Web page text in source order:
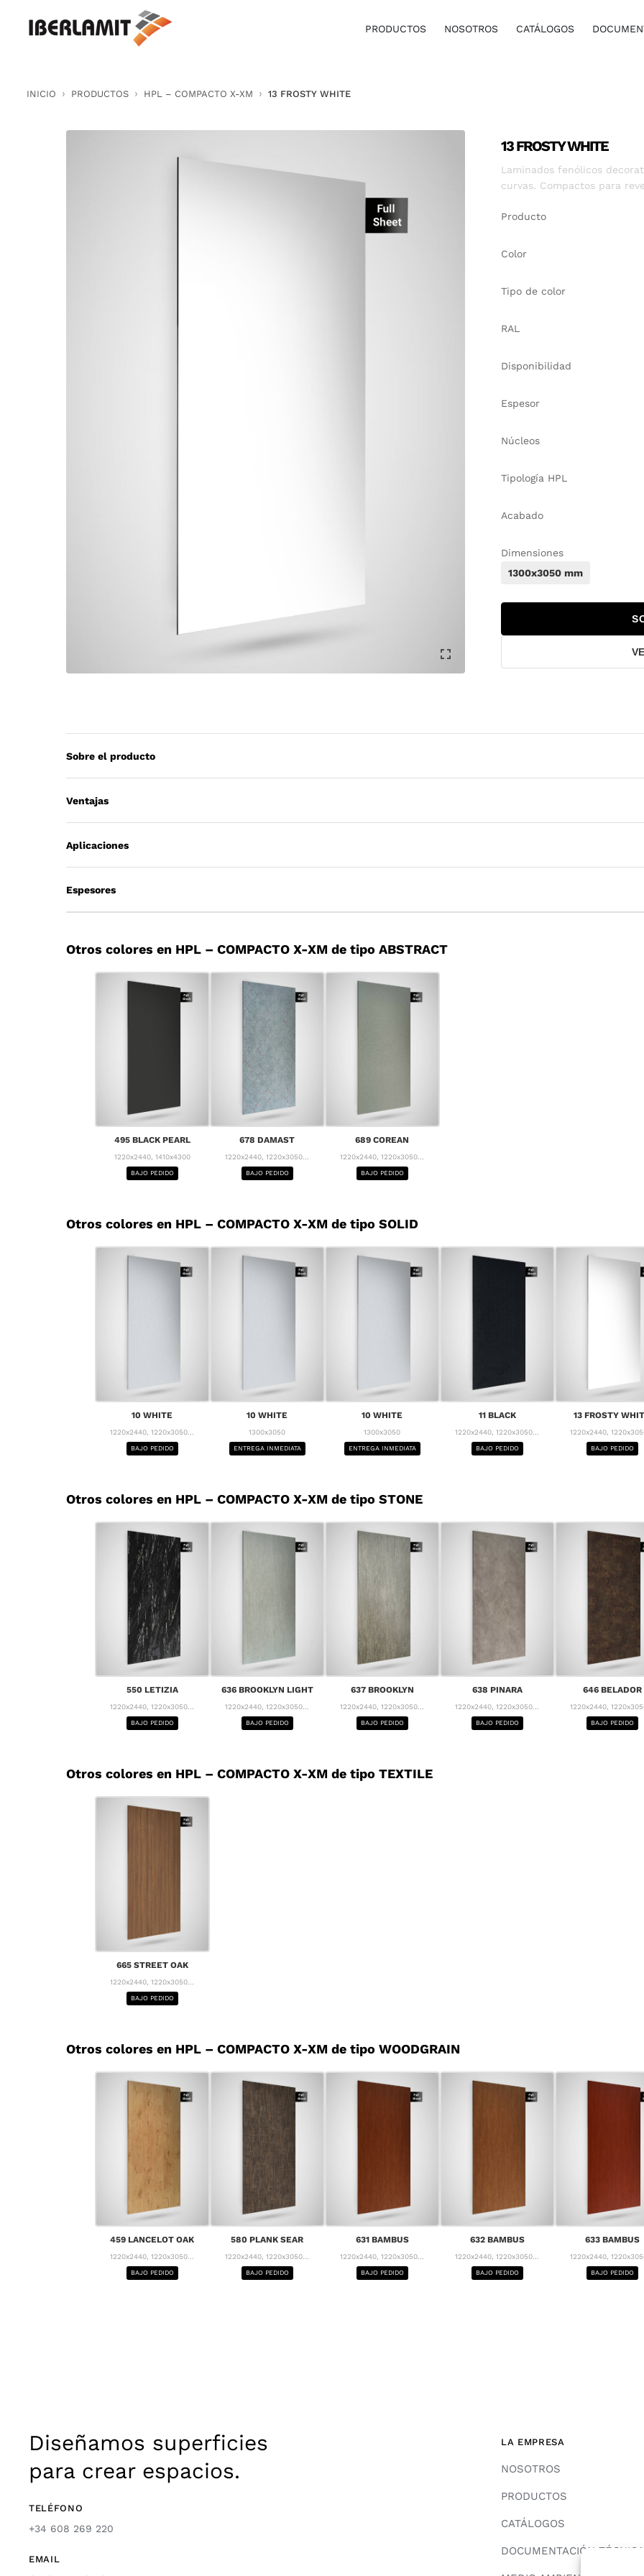
PRODUCTOS NOSOTROS CATÁLOGOS
INICIO PRODUCTOS HPL – COMPACTO X-XM 13 FROSTY WHITE
13 FROSTY WHITE
Laminados fenólicos
curvas. Compactos para
Producto
Color
Tipo de color
RAL
Disponibilidad
Espesor
Núcleos
Tipología HPL
Acabado
Dimensiones
1300x3050 mm
Sobre el producto
Ventajas
Aplicaciones
Espesores
Otros colores en HPL – COMPACTO X-XM de tipo ABSTRACT
495 BLACK PEARL
1220x2440, 1410x4300
BAJO PEDIDO
678 DAMAST
1220x2440, 1220x3050...
BAJO PEDIDO
689 COREAN
1220x2440, 1220x3050...
BAJO PEDIDO
Otros colores en HPL – COMPACTO X-XM de tipo SOLID
10 WHITE
1220x2440, 1220x3050...
BAJO PEDIDO
10 WHITE
1300x3050
ENTREGA INMEDIATA
10 WHITE
1300x3050
ENTREGA INMEDIATA
11 BLACK
1220x2440, 1220x3050...
BAJO PEDIDO
13 FROSTY
1220x2440,
BAJO PEDIDO
Otros colores en HPL – COMPACTO X-XM de tipo STONE
550 LETIZIA
1220x2440, 1220x3050...
BAJO PEDIDO
636 BROOKLYN LIGHT
1220x2440, 1220x3050...
BAJO PEDIDO
637 BROOKLYN
1220x2440, 1220x3050...
BAJO PEDIDO
638 PINARA
1220x2440, 1220x3050...
BAJO PEDIDO
646 BELADOR
1220x2440,
BAJO PEDIDO
Otros colores en HPL – COMPACTO X-XM de tipo TEXTILE
665 STREET OAK
1220x2440, 1220x3050...
BAJO PEDIDO
Otros colores en HPL – COMPACTO X-XM de tipo WOODGRAIN
459 LANCELOT OAK
1220x2440, 1220x3050...
BAJO PEDIDO
580 PLANK SEAR
1220x2440, 1220x3050...
BAJO PEDIDO
631 BAMBUS
1220x2440, 1220x3050...
BAJO PEDIDO
632 BAMBUS
1220x2440, 1220x3050...
BAJO PEDIDO
633 BAMBUS
1220x2440,
BAJO PEDIDO
Diseñamos superficies
para crear espacios.
TELÉFONO
+34 608 269 220
EMAIL
LA EMPRESA
NOSOTROS
PRODUCTOS
CATÁLOGOS
DOCUMENTACIÓN TÉCNICA